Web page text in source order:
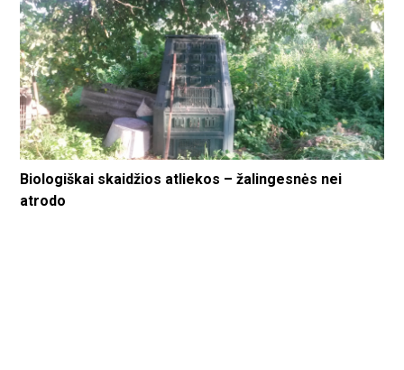
Biologiškai skaidžios atliekos – žalingesnės nei
atrodo